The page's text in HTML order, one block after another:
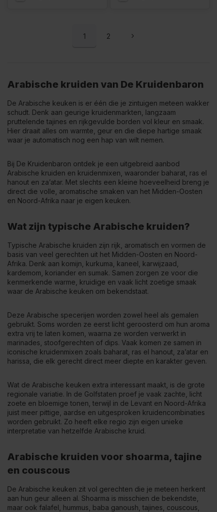
1 2
Arabische kruiden van De Kruidenbaron
De Arabische keuken is er één die je zintuigen meteen wakker
schudt. Denk aan geurige kruidenmarkten, langzaam
pruttelende tajines en rijkgevulde borden vol kleur en smaak.
Hier draait alles om warmte, geur en die diepe hartige smaak
waar je automatisch nog een hap van wilt nemen.
Bij De Kruidenbaron ontdek je een uitgebreid aanbod
Arabische kruiden en kruidenmixen, waaronder baharat, ras el
hanout en za’atar. Met slechts een kleine hoeveelheid breng je
direct die volle, aromatische smaken van het Midden-Oosten
en Noord-Afrika naar je eigen keuken.
Wat zijn typische Arabische kruiden?
Typische Arabische kruiden zijn rijk, aromatisch en vormen de
basis van veel gerechten uit het Midden-Oosten en Noord-
Afrika. Denk aan komijn kurkuma kaneel karwijzaad
kardemom koriander en sumak. Samen zorgen ze voor die
kenmerkende warme, kruidige en vaak licht zoetige smaak
waar de Arabische keuken om bekendstaat.
Deze Arabische specerijen worden zowel heel als gemalen
gebruikt. Soms worden ze eerst licht geroosterd om hun aroma
extra vrij te laten komen, waarna ze worden verwerkt in
marinades, stoofgerechten of dips. Vaak komen ze samen in
iconische kruidenmixen zoals baharat ras el hanout , za’atar en
harissa , die elk gerecht direct meer diepte en karakter geven.
Wat de Arabische keuken extra interessant maakt, is de grote
regionale variatie. In de Golfstaten proef je vaak zachte, licht
zoete en bloemige tonen, terwijl in de Levant en Noord-Afrika
juist meer pittige, aardse en uitgesproken kruidencombinaties
worden gebruikt. Zo heeft elke regio zijn eigen unieke
interpretatie van hetzelfde Arabische kruid.
Arabische kruiden voor shoarma, tajine
en couscous
De Arabische keuken zit vol gerechten die je meteen herkent
aan hun geur alleen al. Shoarma is misschien de bekendste,
maar ook falafel , hummus, baba ganoush, tajines, couscous,